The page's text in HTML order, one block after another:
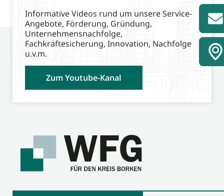
Informative Videos rund um unsere Service-
Angebote, Förderung, Gründung,
Unternehmensnachfolge,
Fachkräftesicherung, Innovation, Nachfolge
u.v.m.
Zum Youtube-Kanal